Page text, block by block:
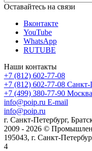
Оставайтесь на связи
Вконтакте
YouTube
WhatsApp
RUTUBE
Наши контакты
+7 (812) 602-77-08
+7 (812) 602-77-08 Санкт-
+7 (499) 380-77-90 Москва
info@poip.ru E-mail
info@poip.ru
г. Санкт-Петербург,
2009 - 2026 ©
195043, г. Санкт-
4